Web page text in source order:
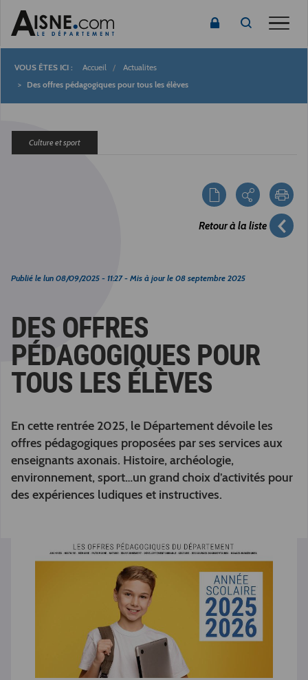
Fil
Accueil
Actualites
Des offres pédagogiques pour tous les élèves
Culture et sport
Retour à la liste
Publié le lun 08/09/2025 - 11:27 - Mis à jour le 08 septembre 2025
DES OFFRES
PÉDAGOGIQUES POUR
TOUS LES ÉLÈVES
En cette rentrée 2025, le Département dévoile les
offres pédagogiques proposées par ses services aux
enseignants axonais. Histoire, archéologie,
environnement, sport…un grand choix d’activités pour
des expériences ludiques et instructives.